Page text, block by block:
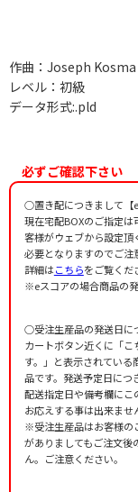
作曲：Joseph Kosma
レベル：初級
データ形式:.pld
必ずご確認下さい
○置き配につきまして【e
現在宅配BOXのご指定
客様がウェブから設定頂
必要となりますのでご注
詳細はこちらをご覧くだ
※eスコアの場合商品の
○受注生産品の発送日に
カートボタン近くに「
す。」と表示されてい
品です。発送予定日につ
配送指定日や備考欄にこ
お応えする事は出来ませ
※受注生産品はお客様の
がありましてもご注文後
ん。ご注意ください。